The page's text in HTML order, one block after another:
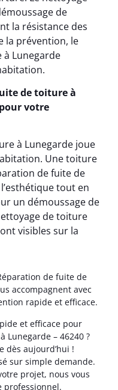
de
la résistance des
la prévention, le
Lunegarde
de toiture à
votre
à Lunegarde joue
Une toiture
de fuite de
tout en
un démoussage de
de toiture
visibles sur la
de fuite de
accompagnent avec
rapide et efficace.
et efficace pour
Lunegarde – 46240 ?
dès aujourd’hui !
sur simple demande.
projet, nous vous
professionnel.